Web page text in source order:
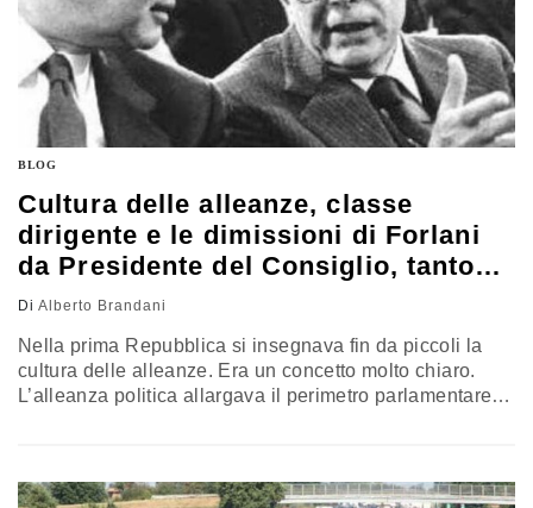
BLOG
Cultura delle alleanze, classe
dirigente e le dimissioni di Forlani
da Presidente del Consiglio, tanto
tempo fa
Di Alberto Brandani
Nella prima Repubblica si insegnava fin da piccoli la
cultura delle alleanze. Era un concetto molto chiaro.
L’alleanza politica allargava il perimetro parlamentare,
Renzi sembra essere quello dell’uomo contro tutti.